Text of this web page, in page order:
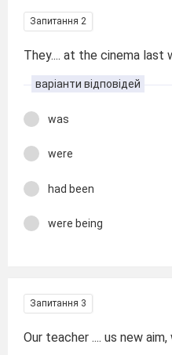
Запитання 2
They.... at the cinema last
варіанти відповідей
was
were
had been
were being
Запитання 3
Our teacher .... us new